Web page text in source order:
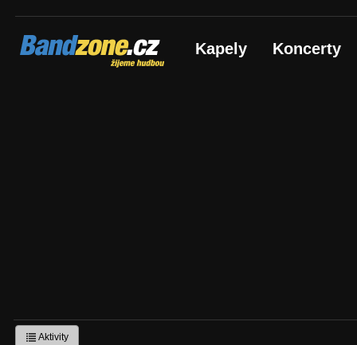
Bandzone.cz
žijeme hudbou Kapely Koncerty
Aktivity